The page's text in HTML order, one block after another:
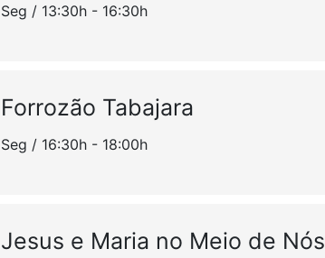
Seg / 13:30h - 16:30h
Forrozão Tabajara
Seg / 16:30h - 18:00h
Jesus e Maria no Meio de Nós